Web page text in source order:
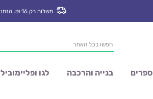
משלוח רק 16 ₪. הזמנות מעל 250 ₪ משלוח נק’ איסוף חינם
Products
search
ספרים בנייה והרכבה לגו ופליימוביל